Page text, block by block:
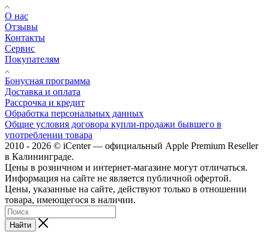
О нас
Отзывы
Контакты
Сервис
Покупателям
Бонусная программа
Доставка и оплата
Рассрочка и кредит
Обработка персональных данных
Общие условия договора купли-продажи бывшего в
употреблении товара
2010 - 2026 © iCenter — официальный Apple Premium Reseller
в Калининграде.
Цены в розничном и интернет-магазине могут отличаться.
Информация на сайте не является публичной офертой.
Цены, указанные на сайте, действуют только в отношении
товара, имеющегося в наличии.
Найти